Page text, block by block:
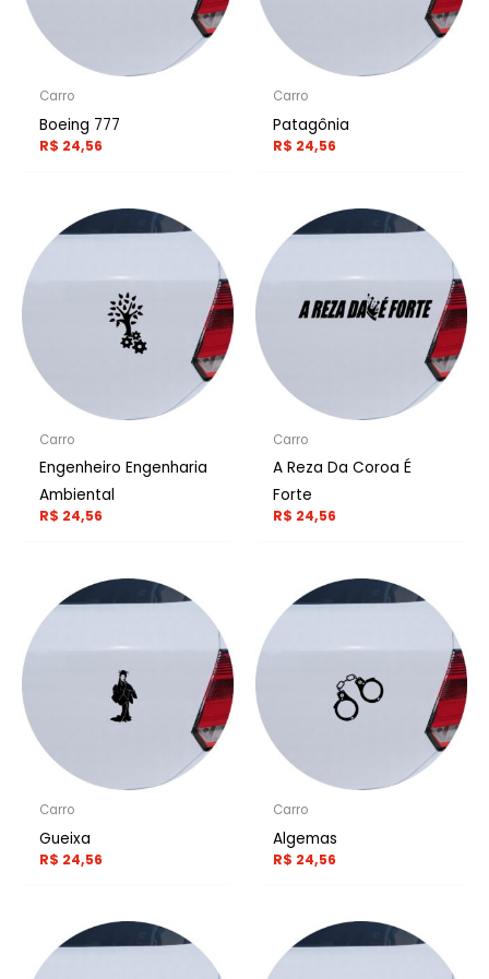
Carro
Boeing 777
R$ 24,56
Carro
Patagônia
R$ 24,56
Carro
Engenheiro Engenharia
Ambiental
R$ 24,56
Carro
A Reza Da Coroa É
Forte
R$ 24,56
Carro
Gueixa
R$ 24,56
Carro
Algemas
R$ 24,56